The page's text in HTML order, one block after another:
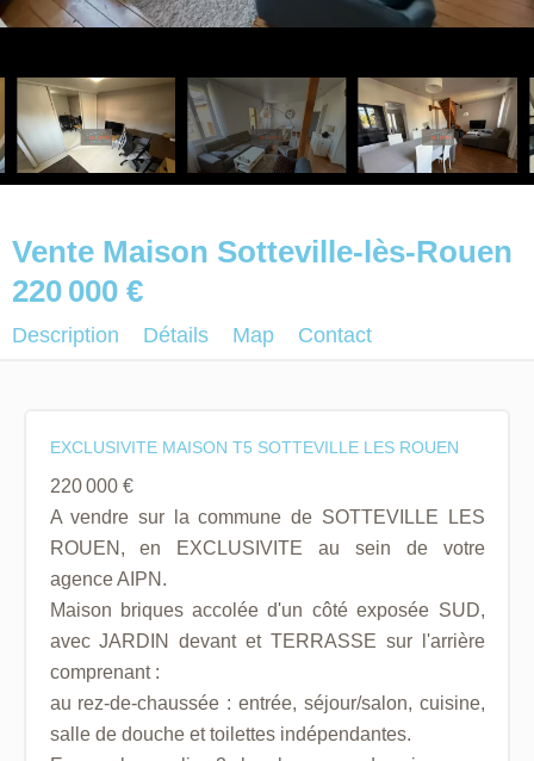
Vente Maison Sotteville-lès-Rouen
220 000 €
Description Détails Map Contact
EXCLUSIVITE MAISON T5 SOTTEVILLE LES ROUEN
220 000 €
A vendre sur la commune de SOTTEVILLE LES
ROUEN, en EXCLUSIVITE au sein de votre
agence AIPN.
Maison briques accolée d'un côté exposée SUD,
avec JARDIN devant et TERRASSE sur l'arrière
comprenant :
au rez-de-chaussée : entrée, séjour/salon, cuisine,
salle de douche et toilettes indépendantes.